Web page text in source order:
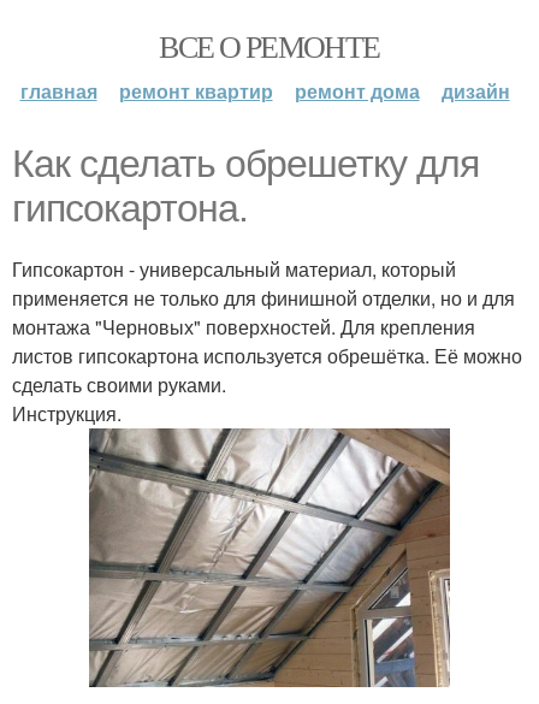
ВСЕ О РЕМОНТЕ
главная ремонт квартир ремонт дома дизайн
Как сделать обрешетку для
гипсокартона.
Гипсокартон - универсальный материал, который
применяется не только для финишной отделки, но и для
монтажа "Черновых" поверхностей. Для крепления
листов гипсокартона используется обрешётка. Её можно
сделать своими руками.
Инструкция.